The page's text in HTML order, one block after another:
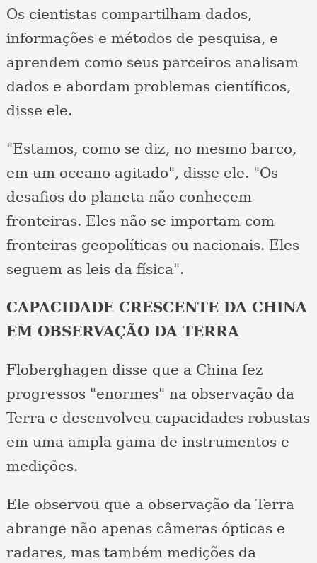
Os cientistas compartilham dados,
informações e métodos de pesquisa, e
aprendem como seus parceiros analisam
dados e abordam problemas científicos,
disse ele.
"Estamos, como se diz, no mesmo barco,
em um oceano agitado", disse ele. "Os
desafios do planeta não conhecem
fronteiras. Eles não se importam com
fronteiras geopolíticas ou nacionais. Eles
seguem as leis da física".
CAPACIDADE CRESCENTE DA CHINA
EM OBSERVAÇÃO DA TERRA
Floberghagen disse que a China fez
progressos "enormes" na observação da
Terra e desenvolveu capacidades robustas
em uma ampla gama de instrumentos e
medições.
Ele observou que a observação da Terra
abrange não apenas câmeras ópticas e
radares, mas também medições da